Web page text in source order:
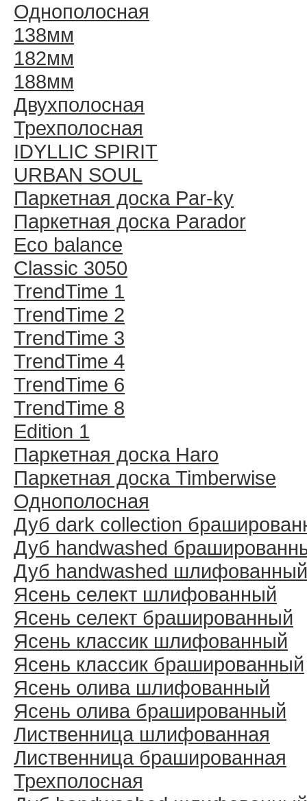
Однополосная
138мм
182мм
188мм
Двухполосная
Трехполосная
IDYLLIC SPIRIT
URBAN SOUL
Паркетная доска Par-ky
Паркетная доска Parador
Eco balance
Classic 3050
TrendTime 1
TrendTime 2
TrendTime 3
TrendTime 4
TrendTime 6
TrendTime 8
Edition 1
Паркетная доска Haro
Паркетная доска Timberwise
Однополосная
Дуб dark collection
Дуб handwashed
Дуб handwashed шлифованный
Ясень селект шлифованный
Ясень селект брашированный
Ясень классик шлифованный
Ясень классик брашированный
Ясень олива шлифованный
Ясень олива брашированный
Лиственница шлифованная
Лиственница брашированная
Трехполосная